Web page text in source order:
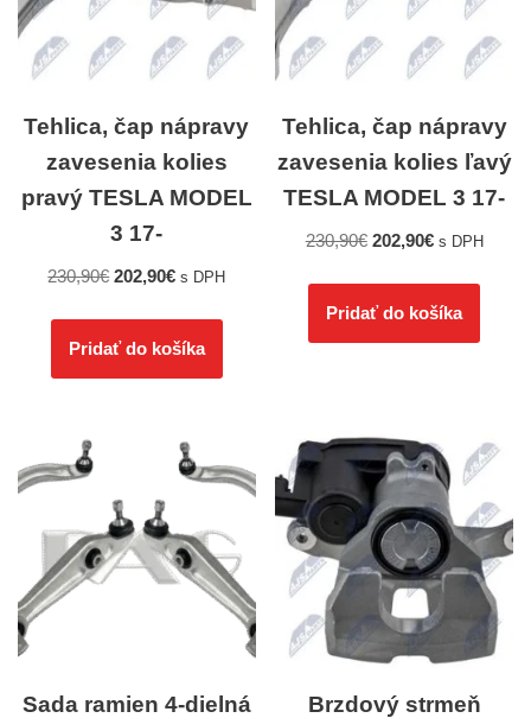
Tehlica, čap nápravy
zavesenia kolies
pravý TESLA MODEL
3 17-
230,90€ 202,90€ s DPH
Pridať do košíka
Tehlica, čap nápravy
zavesenia kolies ľavý
TESLA MODEL 3 17-
230,90€ 202,90€ s DPH
Pridať do košíka
Sada ramien 4-dielná
Brzdový strmeň